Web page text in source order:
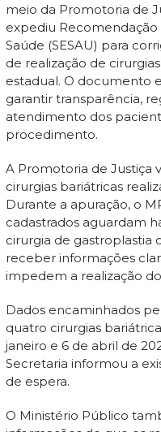
meio da Promotoria de
expediu Recomendação
Saúde (SESAU) para
de realização de
estadual. O documento
garantir transparência,
atendimento dos
procedimento.
A Promotoria de Justiça
cirurgias bariátricas
Durante a apuração, o
cadastrados aguardam
cirurgia de gastroplastia
receber informações
impedem a realização
Dados encaminhados
quatro cirurgias
janeiro e 6 de abril de
Secretaria informou a
de espera.
O Ministério Público